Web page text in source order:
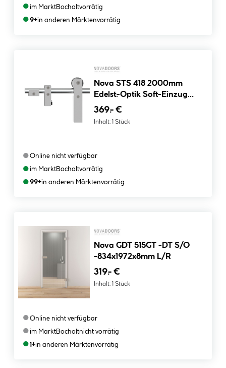
●im MarktBocholtvorrätig
●9+in anderen Märktenvorrätig
Nova STS 418 2000mm
Edelst.-Optik Soft-Einzug
STS-G -§ -1-fl.
369.- €
Inhalt: 1 Stück
●Online nicht verfügbar
●im MarktBocholtvorrätig
●99+in anderen Märktenvorrätig
Nova GDT 515GT -DT S/O
-834x1972x8mm L/R
319.- €
Inhalt: 1 Stück
●Online nicht verfügbar
●im MarktBocholtnicht vorrätig
●1+in anderen Märktenvorrätig